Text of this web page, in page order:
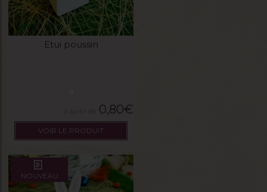
Etui poussin
0,80€
VOIR LE PRODUIT
NOUVEAU